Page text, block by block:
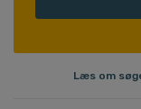
Læs om